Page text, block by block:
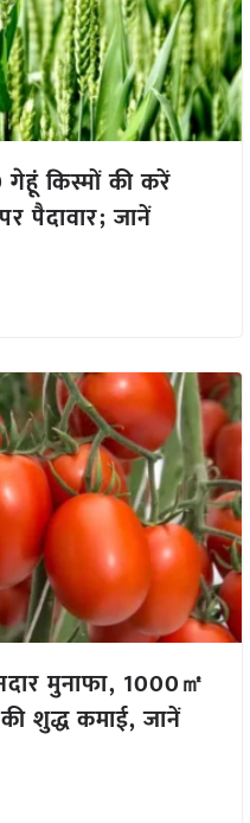
किस्मों की करें
पैदावार; जानें
मुनाफा, 1000㎡
शुद्ध कमाई, जानें